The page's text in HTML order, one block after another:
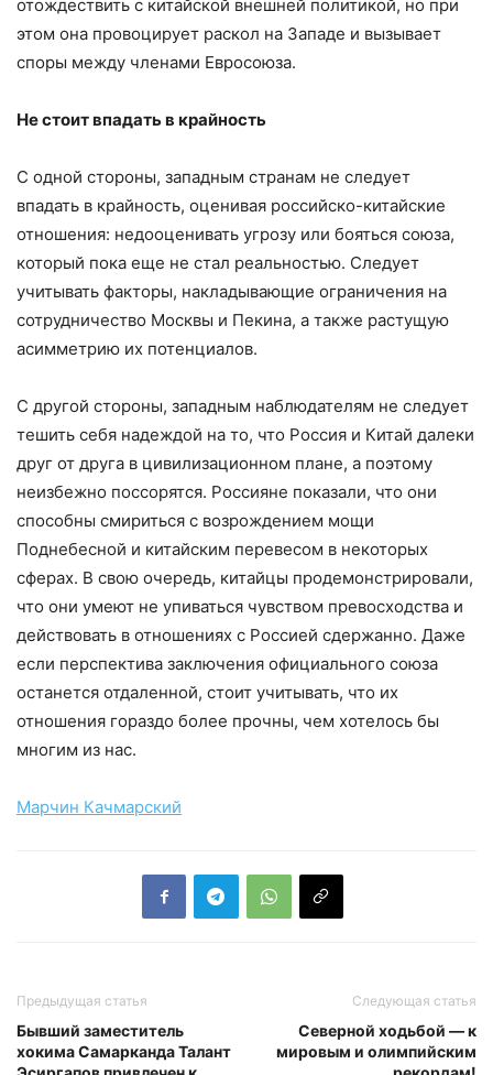
отождествить с китайской внешней политикой, но при
этом она провоцирует раскол на Западе и вызывает
споры между членами Евросоюза.
Не стоит впадать в крайность
С одной стороны, западным странам не следует
впадать в крайность, оценивая российско-китайские
отношения: недооценивать угрозу или бояться союза,
который пока еще не стал реальностью. Следует
учитывать факторы, накладывающие ограничения на
сотрудничество Москвы и Пекина, а также растущую
асимметрию их потенциалов.
С другой стороны, западным наблюдателям не следует
тешить себя надеждой на то, что Россия и Китай далеки
друг от друга в цивилизационном плане, а поэтому
неизбежно поссорятся. Россияне показали, что они
способны смириться с возрождением мощи
Поднебесной и китайским перевесом в некоторых
сферах. В свою очередь, китайцы продемонстрировали,
что они умеют не упиваться чувством превосходства и
действовать в отношениях с Россией сдержанно. Даже
если перспектива заключения официального союза
останется отдаленной, стоит учитывать, что их
отношения гораздо более прочны, чем хотелось бы
многим из нас.
Марчин Качмарский
Предыдущая статья
Бывший заместитель
хокима Самарканда Талант
Следующая статья
Северной ходьбой — к
мировым и олимпийским